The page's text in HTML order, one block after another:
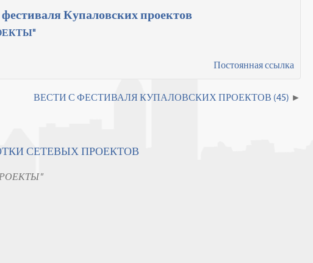
Купаловских проектов
Постоянная ссылка
ВЕСТИ С ФЕСТИВАЛЯ КУПАЛОВСКИХ ПРОЕКТОВ (45)
СЕТЕВЫХ ПРОЕКТОВ